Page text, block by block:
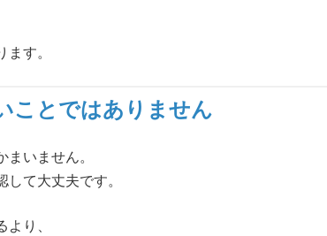
す。
ことではありません
いません。
て大丈夫です。
より、